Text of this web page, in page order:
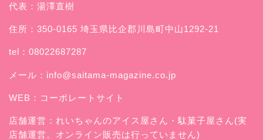
代表：湯澤直樹
住所：350-0165 埼玉県比企郡川島町中山1292-21
tel：08022687287
メール： info@saitama-magazine.co.jp
WEB： コーポレートサイト
店舗運営： れいちゃんのアイス屋さん ・駄菓子屋さん(実
店舗運営。オンライン販売は行っていません)